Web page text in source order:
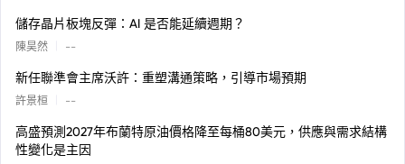
儲存晶片板塊反彈：AI 是否能延續週期？
陳昊然 --
新任聯準會主席沃許：重塑溝通策略，引導市場預期
許景桓 --
高盛預測2027年布蘭特原油價格降至每桶80美元，供應與需求結構
性變化是主因